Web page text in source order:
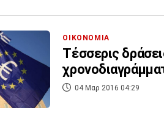
ΟΙΚΟΝΟΜΙΑ
Τέσσερις
04 Μαρ 2016 04:29